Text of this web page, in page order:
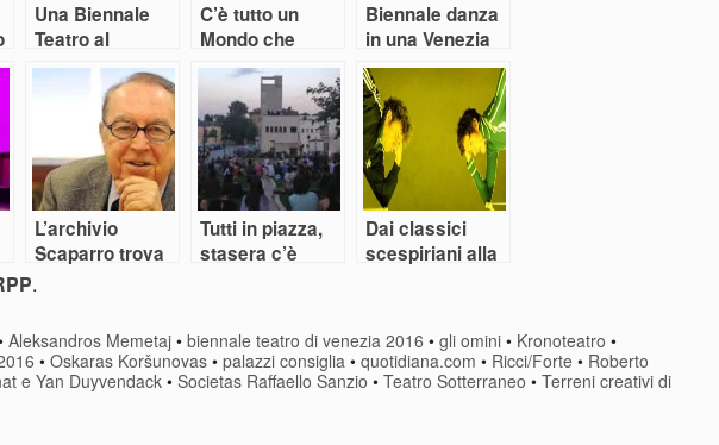
Una Biennale
Teatro al
femminile
C’è tutto un
Mondo che
danza alla
Biennale di
Sieni
Biennale danza
in una Venezia
da vertigine
L’archivio
Scaparro trova
Tutti in piazza,
stasera c’è
Dai classici
scespiriani alla
.
Aleksandros Memetaj •biennale teatro di venezia 2016 •gli omini • Kronoteatro •
• Oskaras Koršunovas • palazzi consiglia • quotidiana.com • Ricci/Forte • Roberto
e Yan Duyvendack • Societas Raffaello Sanzio • Teatro Sotterraneo • Terreni creativi di